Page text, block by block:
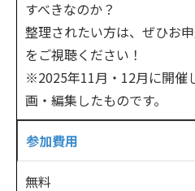
すべきなのか？
整理されたい方は、ぜひお
をご視聴ください！
※2025年11月・12月に開催
画・編集したものです。
参加費用
無料